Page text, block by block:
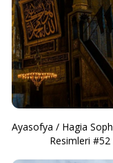
Ayasofya / Hagia
Resimleri #52